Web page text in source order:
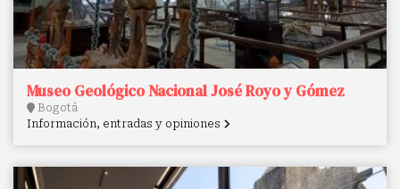
Museo Geológico Nacional José Royo y Gómez
Bogotá
Información, entradas y opiniones